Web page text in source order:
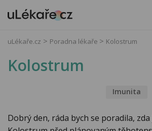
uLékaře.cz Poradna lékaře Kolostrum
Kolostrum
Imunita
Dobrý den, ráda bych se poradila,